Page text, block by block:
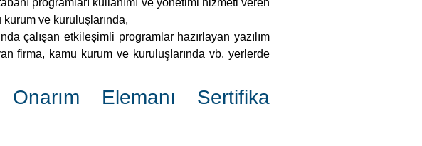
ve kuruluşlarında,
çalışan etkileşimli programlar hazırlayan yazılım
firma, kamu kurum ve kuruluşlarında vb. yerlerde
Elemanı Sertifika